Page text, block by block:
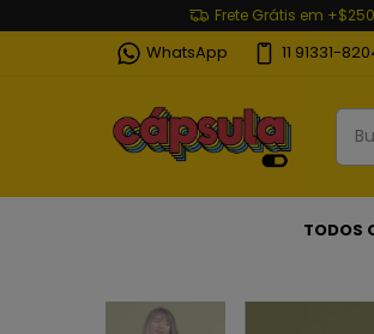
Frete Grátis em
WhatsApp 11 91331-
TODOS